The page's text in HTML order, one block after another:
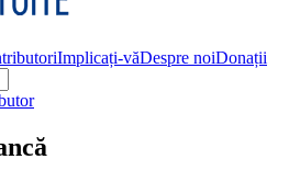
Implicați-văDespre noiDonații